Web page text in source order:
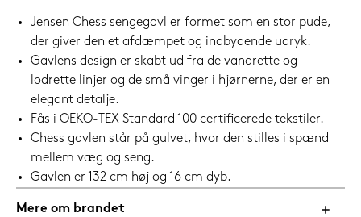
Jensen Chess sengegavl er formet som en stor pude,
der giver den et afdæmpet og indbydende udryk.
Gavlens design er skabt ud fra de vandrette og
lodrette linjer og de små vinger i hjørnerne, der er en
elegant detalje.
Fås i OEKO-TEX Standard 100 certificerede tekstiler.
Chess gavlen står på gulvet, hvor den stilles i spænd
mellem væg og seng.
Gavlen er 132 cm høj og 16 cm dyb.
Mere om brandet